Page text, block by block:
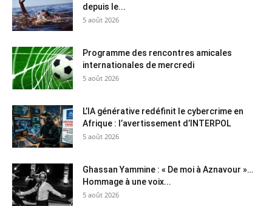
depuis le...
5 août 2026
Programme des rencontres amicales
internationales de mercredi
5 août 2026
L’IA générative redéfinit le cybercrime en
Afrique : l’avertissement d’INTERPOL
5 août 2026
Ghassan Yammine : « De moi à Aznavour »…
Hommage à une voix...
5 août 2026